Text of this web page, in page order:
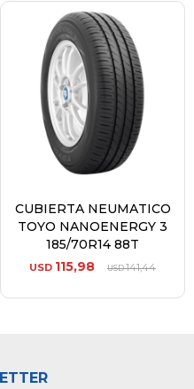
CUBIERTA NEUMATICO
TOYO NANOENERGY 3
185/70R14 88T
USD 115,98 USD141,44